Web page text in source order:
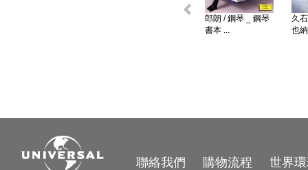
郎朗 / 鋼琴 _ 鋼琴
書本 ...
久
也
聯絡我們 購物流程 世界